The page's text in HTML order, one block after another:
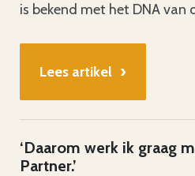
is bekend met het DNA van
Lees artikel ›
‘Daarom werk ik graag
Partner.’